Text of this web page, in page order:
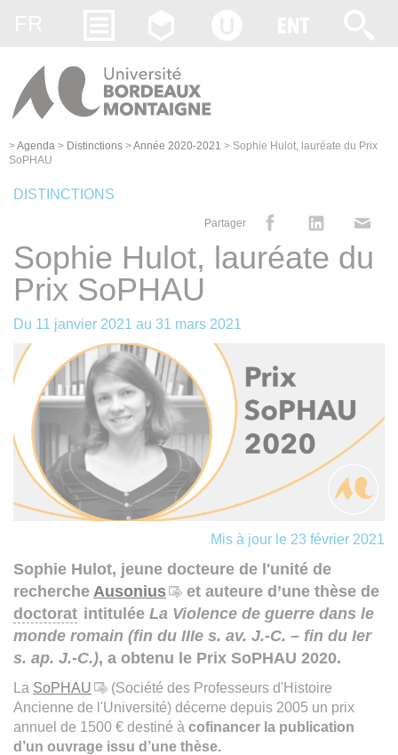
>Agenda > Distinctions >Année 2020-2021 > Sophie Hulot, lauréate du Prix
SoPHAU
DISTINCTIONS
Partager
Sophie Hulot, lauréate du
Prix SoPHAU
Du 11 janvier 2021 au 31 mars 2021
Mis à jour le 23 février 2021
Sophie Hulot, jeune docteure de l'unité de
recherche Ausonius
et auteure d’une thèse de
doctorat intitulée La Violence de guerre dans le
monde romain (fin du IIIe s. av. J.-C. – fin du Ier
s. ap. J.-C.), a obtenu le Prix SoPHAU 2020.
La SoPHAU
(Société des Professeurs d'Histoire
Ancienne de l'Université) décerne depuis 2005 un prix
annuel de 1500 € destiné à cofinancer la publication
d’un ouvrage issu d’une thèse.